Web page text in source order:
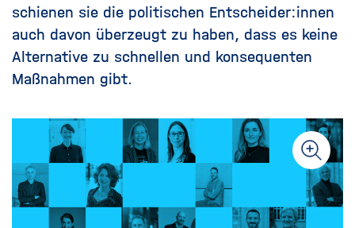
schienen sie die politischen Entscheider:innen
auch davon überzeugt zu haben, dass es keine
Alternative zu schnellen und konsequenten
Maßnahmen gibt.